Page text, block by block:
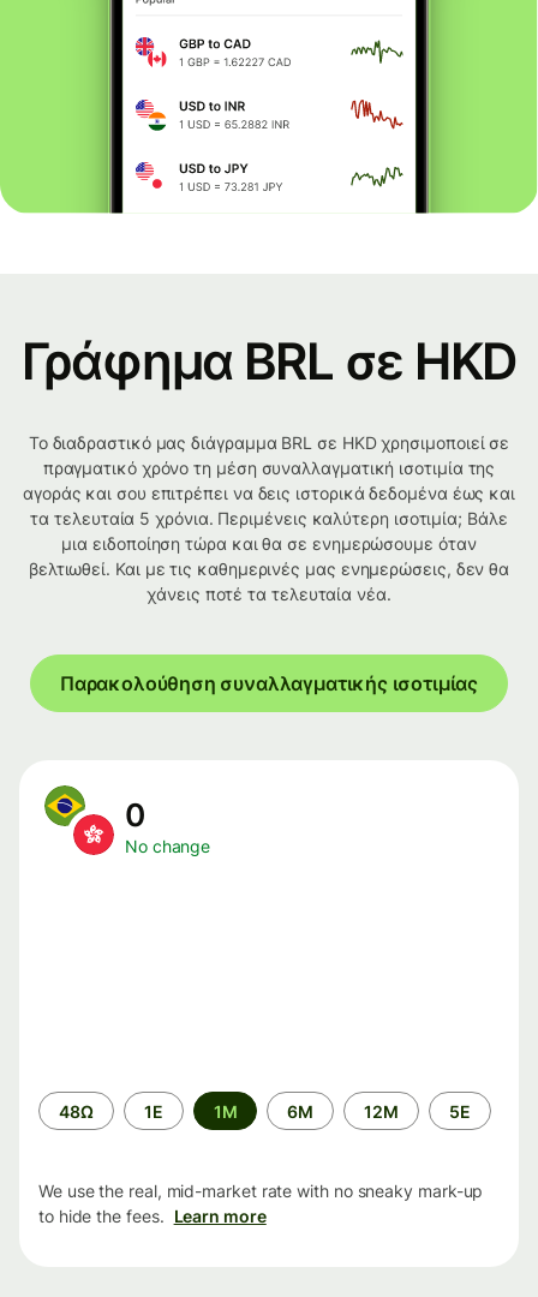
Γράφημα BRL σε HKD
Το διαδραστικό μας διάγραμμα BRL σε HKD χρησιμοποιεί σε
πραγματικό χρόνο τη μέση συναλλαγματική ισοτιμία της
αγοράς και σου επιτρέπει να δεις ιστορικά δεδομένα έως και
τα τελευταία 5 χρόνια. Περιμένεις καλύτερη ισοτιμία; Βάλε
μια ειδοποίηση τώρα και θα σε ενημερώσουμε όταν
βελτιωθεί. Και με τις καθημερινές μας ενημερώσεις, δεν θα
χάνεις ποτέ τα τελευταία νέα.
Παρακολούθηση συναλλαγματικής ισοτιμίας
0
No change
Time
period
48Ω 1Ε 1M 6M 12M 5Ε
We use the real, mid-market rate with no sneaky mark-up
to hide the fees. Learn more